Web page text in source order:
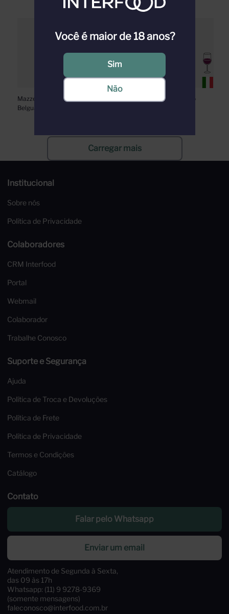
Mazzei Tenuta
Belguardo 750ml
Mazzei Belguardo
Institucional
Sobre nós
Política de Privacidade
Colaboradores
CRM Interfood
Portal
Webmail
Colaborador
Trabalhe Conosco
Suporte e Segurança
Ajuda
Política de Troca e Devoluções
Política de Frete
Política de Privacidade
Termos e Condições
Catálogo
Contato
Falar pelo Whatsapp
Enviar um email
Atendimento de Segunda à Sexta,
das 09 às 17h
Whatsapp: (11) 9 9278-9369
(somente mensagens)
faleconosco@interfood.com.br
Você é maior de 18 anos?
Sim
Não